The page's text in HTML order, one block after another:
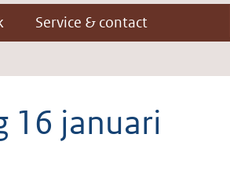
Service & contact
16 januari